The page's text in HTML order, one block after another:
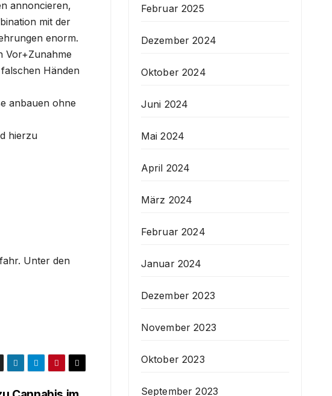
annoncieren,
mit der
enorm.
Vor+Zunahme
Händen
anbauen ohne
hierzu
Unter den
Februar 2025
Dezember 2024
Oktober 2024
Juni 2024
Mai 2024
April 2024
März 2024
Februar 2024
Januar 2024
Dezember 2023
November 2023
Oktober 2023
September 2023